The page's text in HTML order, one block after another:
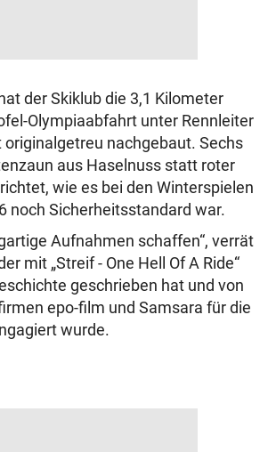
der Skiklub die 3,1 Kilometer
Olympiaabfahrt unter Rennleiter
nachgebaut. Sechs
aus Haselnuss statt roter
wie es bei den Winterspielen
noch Sicherheitsstandard war.
Aufnahmen schaffen“, verrät
mit „Streif - One Hell Of A Ride“
geschrieben hat und von
epo-film und Samsara für die
wurde.